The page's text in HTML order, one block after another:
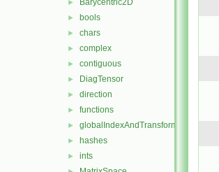
► Barycentric2D
► bools
► chars
► complex
► contiguous
► DiagTensor
► direction
► functions
► globalIndexAndTransform
► hashes
► ints